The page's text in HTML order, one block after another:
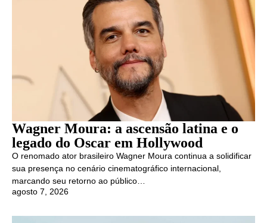
Wagner Moura: a ascensão latina e o
legado do Oscar em Hollywood
O renomado ator brasileiro Wagner Moura continua a solidificar
sua presença no cenário cinematográfico internacional,
marcando seu retorno ao público…
agosto 7, 2026